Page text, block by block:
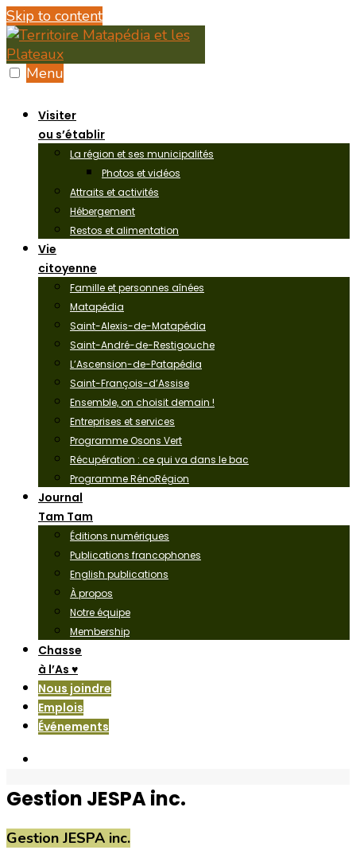
Skip to content
Menu
Visiter
ou s’établir
La région et ses municipalités
Photos et vidéos
Attraits et activités
Hébergement
Restos et alimentation
Vie
citoyenne
Famille et personnes aînées
Matapédia
Saint-Alexis-de-Matapédia
Saint-André-de-Restigouche
L’Ascension-de-Patapédia
Saint-François-d’Assise
Ensemble, on choisit demain !
Entreprises et services
Programme Osons Vert
Récupération : ce qui va dans le bac
Programme RénoRégion
Journal
Tam Tam
Éditions numériques
Publications francophones
English publications
À propos
Notre équipe
Membership
Chasse
à l’As ♥
Nous joindre
Emplois
Événements
Gestion JESPA inc.
Gestion JESPA inc.